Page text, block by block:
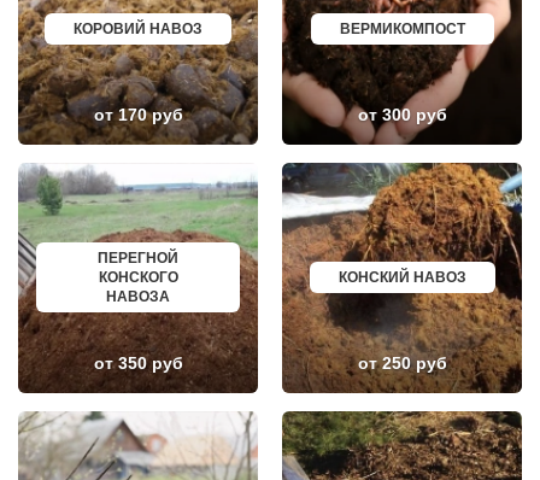
ДОРОХОВО
ДРЕЗНА
ДРУЖБА
ДУБКИ
ДУБНА
ДУБОВАЯ РОЩА
ЕГОРЬЕВСК
ЖЕЛЕЗНОДОРОЖНЫЙ
ЖИЛЕВО
ЖУКОВСКИЙ
ЗАГОРЯНСКИЙ
ЗАПРУДНЯ
ЗАРАЙСК
ЗАРЕЧЬЕ
ЗВЕНИГОРОД
ЗЕЛЕНОГРАД
ЗЕЛЕНОГРАДСКИЙ
ЗНАМЯ ОКТЯБРЯ
ИВАНТЕЕВКА
ИКША
ИСТРА
КАЛИНИНЕЦ
КАШИРА
КИЕВСКИЙ
КЛИМОВСК
ЖЕЛЕЗНОГОРСК
АСБЕСТ
БОРИСОГЛЕБСК
БУЗУЛУК
ЕССЕНТУКИ
КАНСК
ТОСНО
ЭЛИСТА
ХАСАВЮРТ
УХТА
НОРИЛЬСК
РЕЖ
НОВОАЛТАЙСК
НЕВИННОМЫССК
ГОРНО АЛТАЙСК
КИНЕШМА
СЕРОВ
АЛЬМЕТЬЕВСК
ГРОЗНЫЙ
ЗЛАТОУСТ
НОВОЧЕБОКСАРСК
МИРНЫЙ
ГЕОРГИЕВСК
НОВОКУЙБЫШЕВСК
МИНЕРАЛЬНЫЕ ВОДЫ
КОРОВИЙ НАВОЗ
от 170 руб
ВЕРМИКОМПОСТ
от 300 руб
ПЕРЕГНОЙ
КОНСКОГО
НАВОЗА
от 350 руб
КОНСКИЙ НАВОЗ
от 250 руб